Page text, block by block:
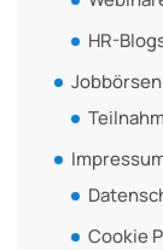
HR-
Cookie